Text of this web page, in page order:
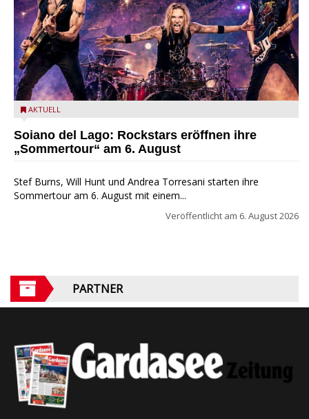
Stef Burns, Will Hunt und Andrea Torresani im Summer Rock
AKTUELL
Soiano del Lago: Rockstars eröffnen ihre
„Sommertour“ am 6. August
Stef Burns, Will Hunt und Andrea Torresani starten ihre
Sommertour am 6. August mit einem...
Veröffentlicht am 6. August 2026
PARTNER